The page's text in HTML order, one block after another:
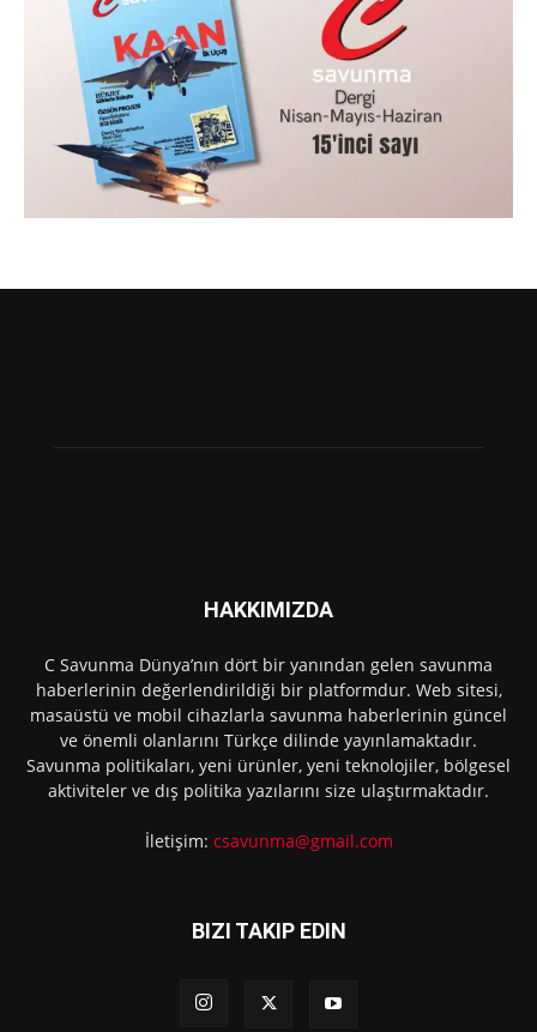
HAKKIMIZDA
C Savunma Dünya’nın dört bir yanından gelen savunma
haberlerinin değerlendirildiği bir platformdur. Web sitesi,
masaüstü ve mobil cihazlarla savunma haberlerinin güncel
ve önemli olanlarını Türkçe dilinde yayınlamaktadır.
Savunma politikaları, yeni ürünler, yeni teknolojiler, bölgesel
aktiviteler ve dış politika yazılarını size ulaştırmaktadır.
İletişim: csavunma@gmail.com
BIZI TAKIP EDIN